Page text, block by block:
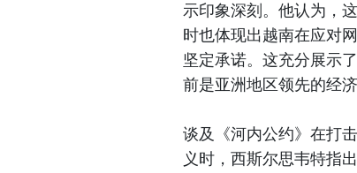
示印象深刻。他认为，
时也体现出越南在应对
坚定承诺。这充分展示
前是亚洲地区领先的经
谈及《河内公约》在打
义时，西斯尔思韦特指